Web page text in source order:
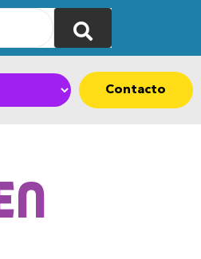
Contacto